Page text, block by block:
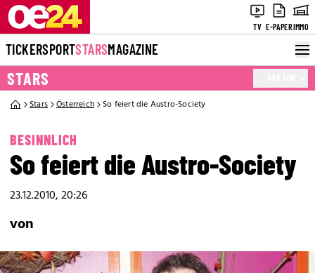
TV E-PAPERIMMO
TICKERSPORTSTARSMAGAZINE
STARS
Stars Österreich So feiert die Austro-Society
BESINNLICH
So feiert die Austro-Society
23.12.2010, 20:26
von